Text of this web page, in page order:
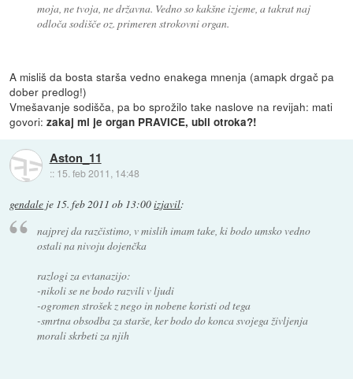
moja, ne tvoja, ne državna. Vedno so kakšne izjeme, a takrat naj
odloča sodišče oz. primeren strokovni organ.
A misliš da bosta starša vedno enakega mnenja (amapk drgač pa
dober predlog!)
Vmešavanje sodišča, pa bo sprožilo take naslove na revijah: mati
govori:zakaj mi je organ PRAVICE, ubil otroka?!
Aston_11
:: 15. feb 2011, 14:48
gendale je 15. feb 2011 ob 13:00izjavil:
najprej da razčistimo, v mislih imam take, ki bodo umsko vedno
ostali na nivoju dojenčka
razlogi za evtanazijo:
-nikoli se ne bodo razvili v ljudi
-ogromen strošek z nego in nobene koristi od tega
-smrtna obsodba za starše, ker bodo do konca svojega življenja
morali skrbeti za njih